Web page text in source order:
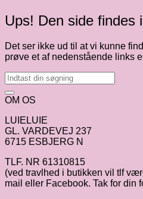
Ups! Den side findes
Det ser ikke ud til at vi kunne
prøve et af nedenstående links
OM OS
LUIELUIE
GL. VARDEVEJ 237
6715 ESBJERG N
TLF. NR 61310815
(ved travlhed i butikken vil tlf
mail eller Facebook. Tak for din